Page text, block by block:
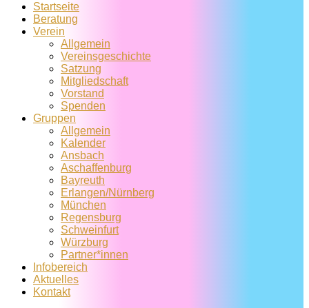
Startseite
Beratung
Verein
Allgemein
Vereins­geschichte
Satzung
Mitglied­schaft
Vorstand
Spenden
Gruppen
Allgemein
Kalender
Ansbach
Aschaffenburg
Bayreuth
Erlangen/Nürnberg
München
Regensburg
Schweinfurt
Würzburg
Partner*innen
Infobereich
Aktuelles
Kontakt